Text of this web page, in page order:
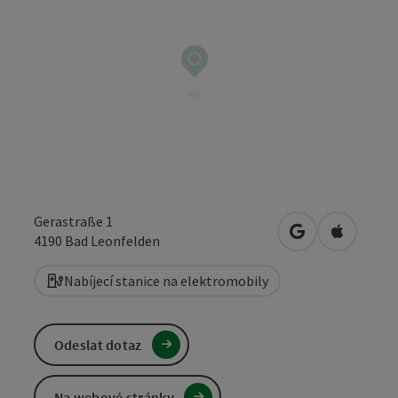
Gerastraße 1
4190 Bad Leonfelden Otevřít vOtevřít v
Nabíjecí stanice na elektromobily
Odeslat dotaz